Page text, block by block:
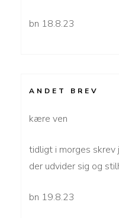
bn 18.8.23
ANDET BREV
kære ven
tidligt i morges
der udvider sig og
bn 19.8.23